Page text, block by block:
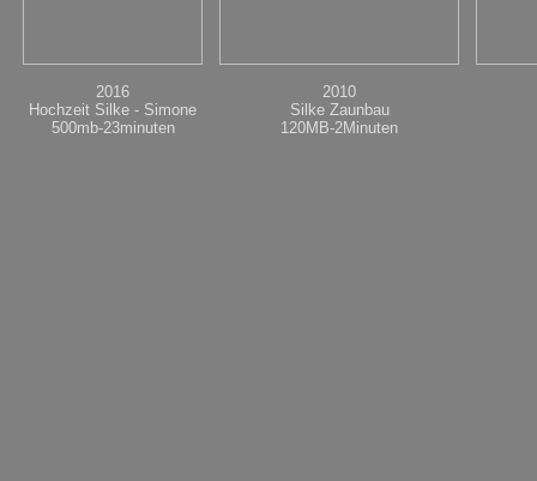
2016
Hochzeit Silke - Simone
500mb-23minuten
2010
Silke Zaunbau
120MB-2Minuten